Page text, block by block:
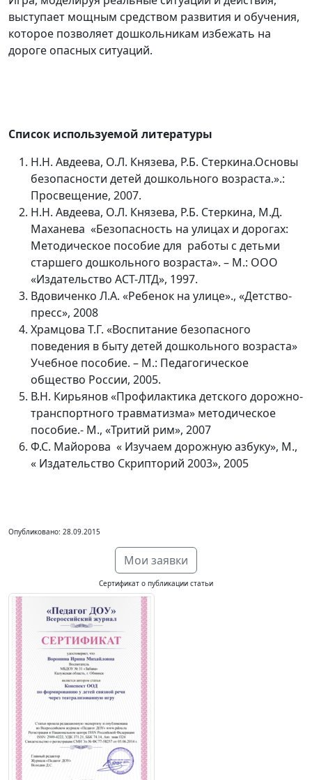
выступает мощным средством развития и обучения,
которое позволяет дошкольникам избежать на
дороге опасных ситуаций.
Список используемой литературы
Н.Н. Авдеева, О.Л. Князева, Р.Б. Стеркина.Основы
безопасности детей дошкольного возраста.».:
Просвещение, 2007.
Н.Н. Авдеева, О.Л. Князева, Р.Б. Стеркина, М.Д.
Маханева «Безопасность на улицах и дорогах:
Методическое пособие для работы с детьми
старшего дошкольного возраста». – М.: ООО
«Издательство АСТ-ЛТД», 1997.
Вдовиченко Л.А. «Ребенок на улице»., «Детство-
пресс», 2008
Храмцова Т.Г. «Воспитание безопасного
поведения в быту детей дошкольного возраста»
Учебное пособие. – М.: Педагогическое
общество России, 2005.
В.Н. Кирьянов «Профилактика детского дорожно-
транспортного травматизма» методическое
пособие.- М., «Тритий рим», 2007
Ф.С. Майорова « Изучаем дорожную азбуку», М.,
« Издательство Скрипторий 2003», 2005
Опубликовано: 28.09.2015
Мои заявки
Сертификат о публикации статьи